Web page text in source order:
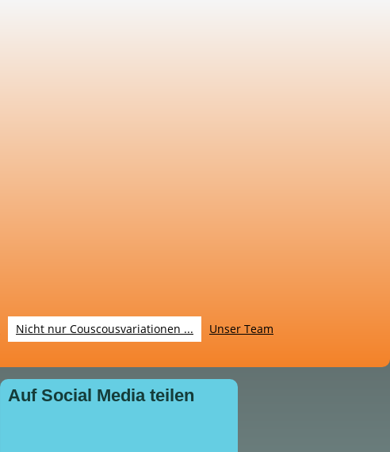
Nicht nur Couscousvariationen ...
Unser Team
Auf Social Media teilen